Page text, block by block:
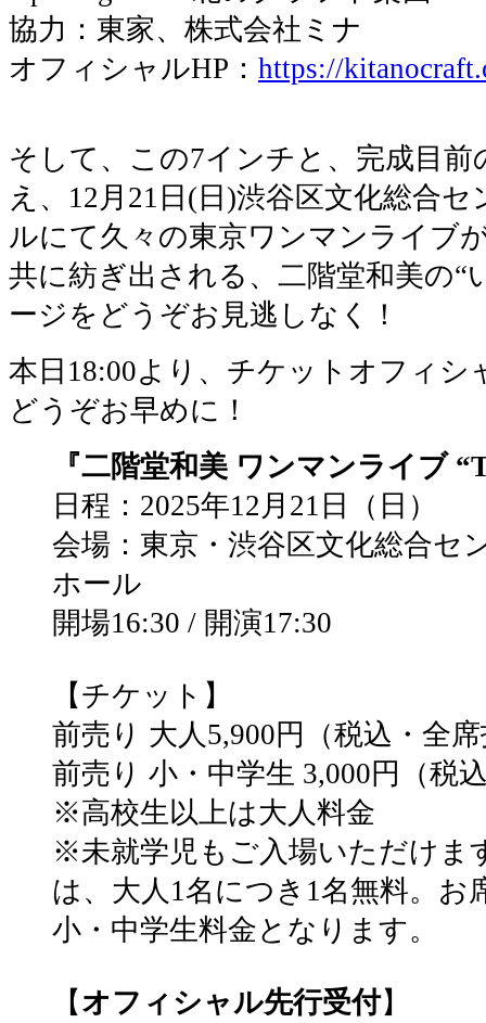
協力：東家、株式会社ミナ
オフィシャルHP： https://
そして、この7インチと、完成目
え、12月21日(日)渋谷区文化総合
ルにて久々の東京ワンマンライブ
共に紡ぎ出される、二階堂和美の“
ージをどうぞお見逃しなく！
本日18:00より、チケットオフィシ
どうぞお早めに！
『二階堂和美 ワンマンライブ
日程：2025年12月21日（日）
会場：東京・渋谷区文化総合セ
ホール
開場16:30 / 開演17:30
【チケット】
前売り 大人5,900円（税込・全
前売り 小・中学生 3,000円（税
※高校生以上は大人料金
※未就学児もご入場いただけま
は、大人1名につき1名無料。お
小・中学生料金となります。
【 オフィシャル先行受付】